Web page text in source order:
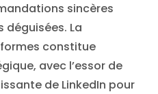
sincères
La
constitue
avec l’essor de
de LinkedIn pour